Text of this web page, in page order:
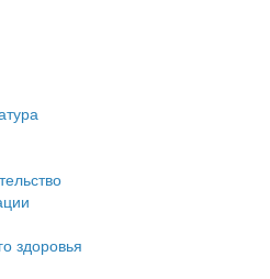
здоровья